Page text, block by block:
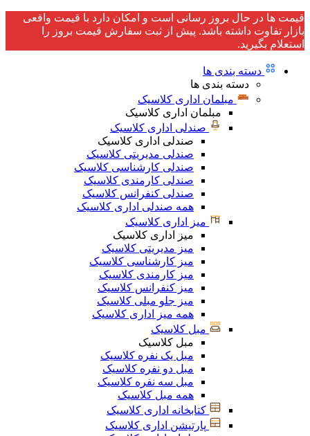
قیمت ها در حال بروز رسانی است و امکان دارد با قیمت واقعی
بازار تفاوت داشته باشد. پیش از ثبت سفارش قیمت بروز را
استعلام بگیرید.
دسته بندی ها
دسته بندی ها
مبلمان اداری کلاسیک
مبلمان اداری کلاسیک
صندلی اداری کلاسیک
صندلی اداری کلاسیک
صندلی مدیریتی کلاسیک
صندلی کارشناسی کلاسیک
صندلی کارمندی کلاسیک
صندلی کنفرانس کلاسیک
همه صندلی اداری کلاسیک
میز اداری کلاسیک
میز اداری کلاسیک
میز مدیریتی کلاسیک
میز کارشناسی کلاسیک
میز کارمندی کلاسیک
میز کنفرانس کلاسیک
میز جلو مبلی کلاسیک
همه میز اداری کلاسیک
مبل کلاسیک
مبل کلاسیک
مبل یک نفره کلاسیک
مبل دو نفره کلاسیک
مبل سه نفره کلاسیک
همه مبل کلاسیک
کتابخانه اداری کلاسیک
پارتیشن اداری کلاسیک